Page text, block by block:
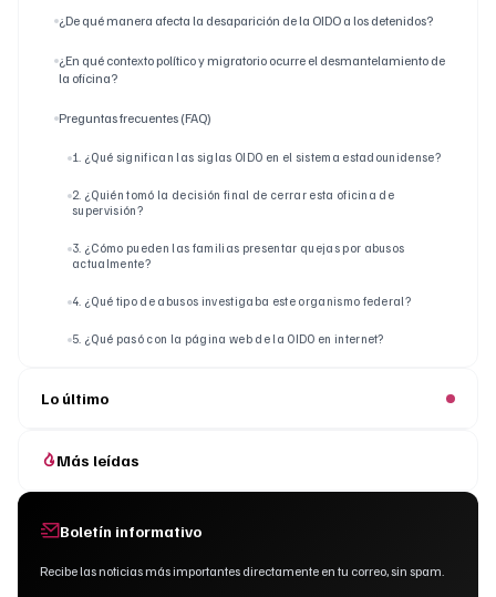
¿De qué manera afecta la desaparición de la OIDO a los detenidos?
¿En qué contexto político y migratorio ocurre el desmantelamiento de
la oficina?
Preguntas frecuentes (FAQ)
1. ¿Qué significan las siglas OIDO en el sistema estadounidense?
2. ¿Quién tomó la decisión final de cerrar esta oficina de
supervisión?
3. ¿Cómo pueden las familias presentar quejas por abusos
actualmente?
4. ¿Qué tipo de abusos investigaba este organismo federal?
5. ¿Qué pasó con la página web de la OIDO en internet?
Lo último
Más leídas
Boletín informativo
Recibe las noticias más importantes directamente en tu correo, sin spam.